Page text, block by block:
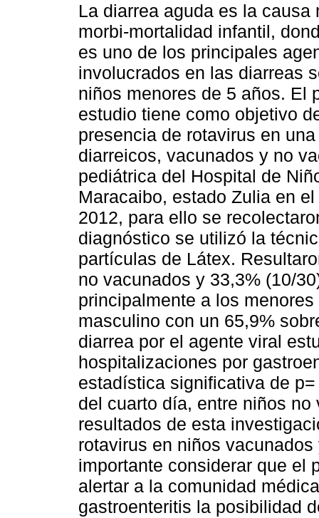
La diarrea aguda es la causa
morbi-mortalidad infantil,
es uno de los principales
involucrados en las diarreas
niños menores de 5 años. El
estudio tiene como objetivo
presencia de rotavirus en
diarreicos, vacunados y no
pediátrica del Hospital de
Maracaibo, estado Zulia en
2012, para ello se
diagnóstico se utilizó la
partículas de Látex.
no vacunados y 33,3% (10/
principalmente a los
masculino con un 65,9%
diarrea por el agente viral
hospitalizaciones por
estadística significativa de
del cuarto día, entre niños
resultados de esta
rotavirus en niños
importante considerar que el
alertar a la comunidad
gastroenteritis la posibilidad